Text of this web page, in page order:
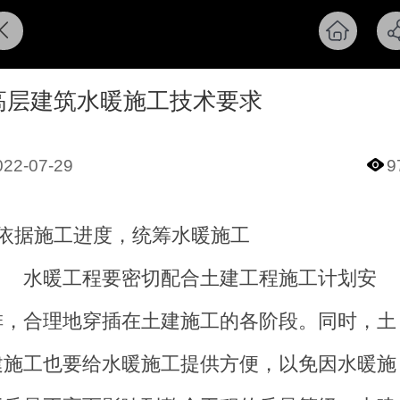
层建筑水暖施工技术要求
07-29
据施工进度，统筹水暖施工
暖工程要密切配合土建工程施工计划安
合理地穿插在土建施工的各阶段。同时，土
工也要给水暖施工提供方便，以免因水暖施